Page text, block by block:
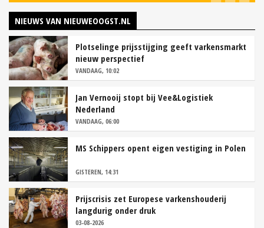
NIEUWS VAN NIEUWEOOGST.NL
Plotselinge prijsstijging geeft varkensmarkt
nieuw perspectief
VANDAAG, 10:02
Jan Vernooij stopt bij Vee&Logistiek
Nederland
VANDAAG, 06:00
MS Schippers opent eigen vestiging in Polen
GISTEREN, 14:31
Prijscrisis zet Europese varkenshouderij
langdurig onder druk
03-08-2026